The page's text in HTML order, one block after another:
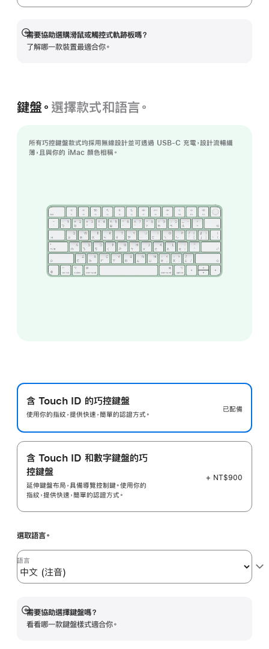
需要協助選購滑鼠或觸控式軌跡板嗎？
了解哪一款裝置最適合你。
顯
示
鍵盤。 選擇款式和語言。
所有巧控鍵盤款式均採用無線設計並可透過 USB-C 充電，設計流暢纖
薄，且與你的 iMac 顏色相稱。
含 Touch ID 的巧控鍵盤
使用你的指紋，提供快速，簡單的認證方式。
已配備
含 Touch ID 和數字鍵盤的巧
控鍵盤
延伸鍵盤布局，具備導覽控制鍵。使用你的
指紋，提供快速，簡單的認證方式。
+ NT$900
選取語言。
語言
需要協助選擇鍵盤嗎？
看看哪一款鍵盤樣式適合你。
顯
示